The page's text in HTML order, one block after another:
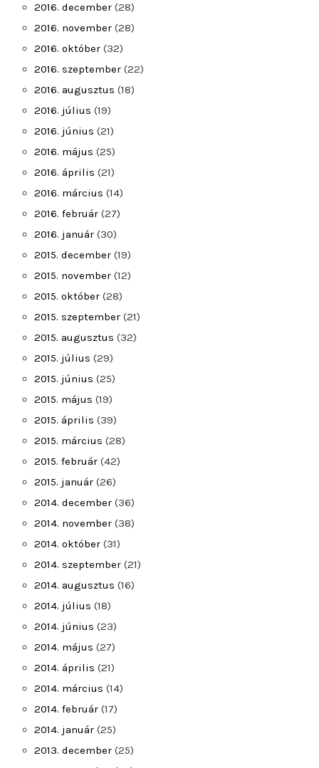
2016. december (28)
2016. november (28)
2016. október (32)
2016. szeptember (22)
2016. augusztus (18)
2016. július (19)
2016. június (21)
2016. május (25)
2016. április (21)
2016. március (14)
2016. február (27)
2016. január (30)
2015. december (19)
2015. november (12)
2015. október (28)
2015. szeptember (21)
2015. augusztus (32)
2015. július (29)
2015. június (25)
2015. május (19)
2015. április (39)
2015. március (28)
2015. február (42)
2015. január (26)
2014. december (36)
2014. november (38)
2014. október (31)
2014. szeptember (21)
2014. augusztus (16)
2014. július (18)
2014. június (23)
2014. május (27)
2014. április (21)
2014. március (14)
2014. február (17)
2014. január (25)
2013. december (25)